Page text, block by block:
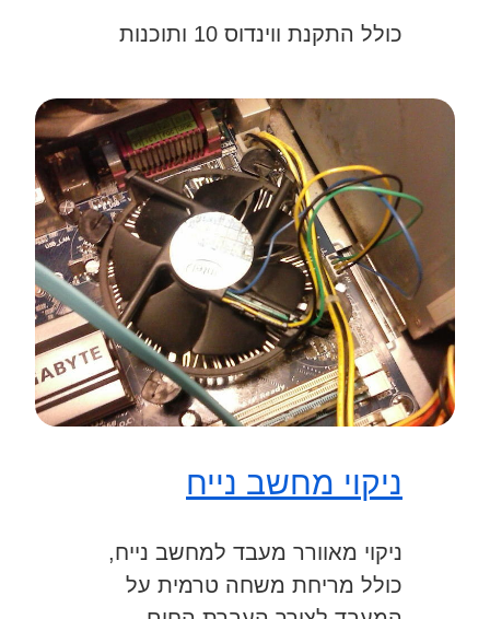
כולל התקנת ווינדוס 10 ותוכנות
ניקוי מחשב נייח
ניקוי מאוורר מעבד למחשב נייח,
כולל מריחת משחה טרמית על